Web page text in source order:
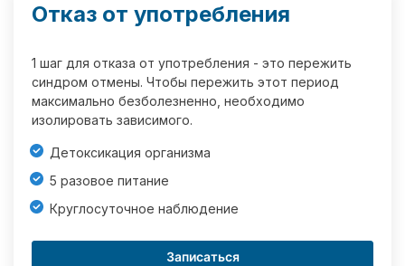
Отказ от употребления
1 шаг для отказа от употребления - это пережить
синдром отмены. Чтобы пережить этот период
максимально безболезненно, необходимо
изолировать зависимого.
Детоксикация организма
5 разовое питание
Круглосуточное наблюдение
Записаться